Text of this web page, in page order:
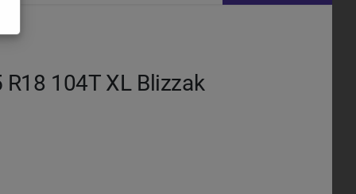
104T XL Blizzak